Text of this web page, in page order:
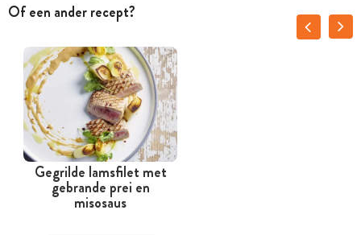
Of een ander recept?
Gegrilde lamsfilet met
gebrande prei en
misosaus